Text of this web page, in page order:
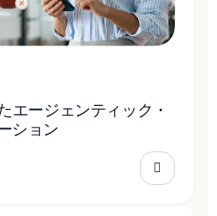
エージェンティック・
ション